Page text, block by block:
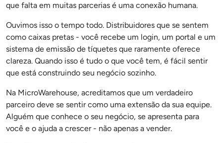
que falta em muitas parcerias é uma conexão humana.
Ouvimos isso o tempo todo. Distribuidores que se sentem
como caixas pretas - você recebe um login, um portal e um
sistema de emissão de tíquetes que raramente oferece
clareza. Quando isso é tudo o que você tem, é fácil sentir
que está construindo seu negócio sozinho.
Na MicroWarehouse, acreditamos que um verdadeiro
parceiro deve se sentir como uma extensão da sua equipe.
Alguém que conhece o seu negócio, se apresenta para
você e o ajuda a crescer - não apenas a vender.